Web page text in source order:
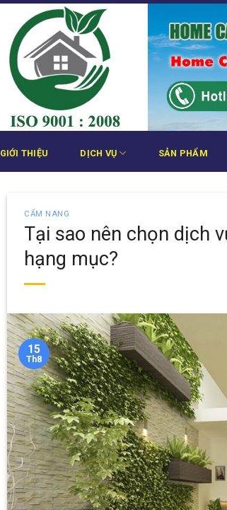
GIỚI THIỆU DỊCH VỤ SẢN PHẨM
CẨM NANG
Tại sao nên chọn dịch
hạng mục?
15
Th8